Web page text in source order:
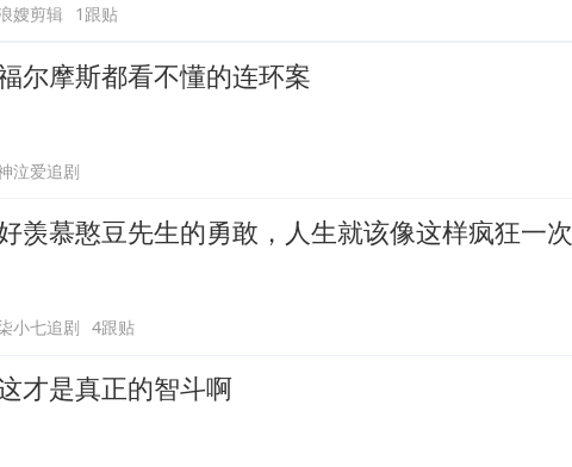
嫂剪辑 1跟贴
尔摩斯都看不懂的连环案
泣爱追剧
羡慕憨豆先生的勇敢，人生就该像这样疯狂一次
小七追剧 4跟贴
才是真正的智斗啊